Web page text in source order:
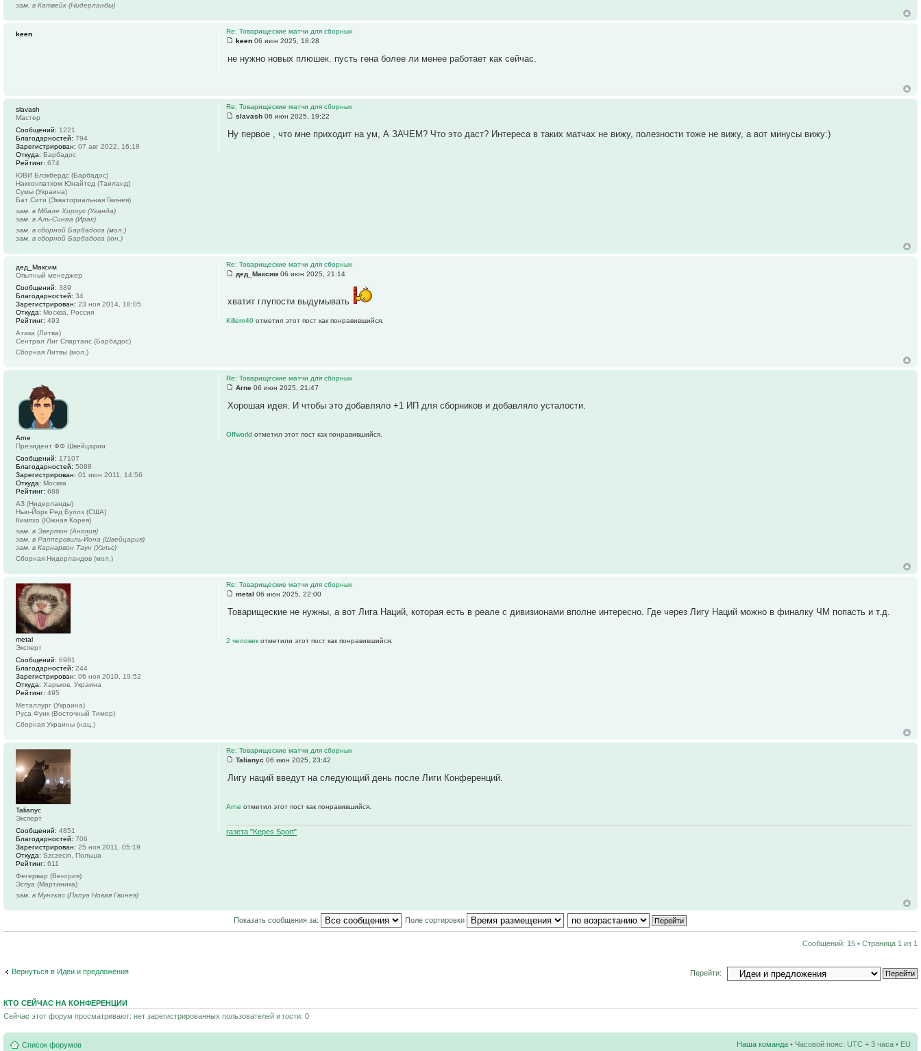
зам. в Катвейк (Нидерланды)
Re: Товарищеские матчи для сборных
keen 06 июн 2025, 18:28
не нужно новых плюшек. пусть гена более ли менее работает как сейчас.
keen
Re: Товарищеские матчи для сборных
slavash 06 июн 2025, 19:22
Ну первое , что мне приходит на ум, А ЗАЧЕМ? Что это даст? Интереса в таких матчах не вижу, полезности тоже не вижу, а вот минусы вижу:)
slavash
Мастер
Сообщений: 1221
Благодарностей: 794
Зарегистрирован: 07 авг 2022, 16:18
Откуда: Барбадос
Рейтинг: 674
ЮВИ Блэкбердс (Барбадос)
Накхонпатхом Юнайтед (Таиланд)
Сумы (Украина)
Бат Сити (Экваториальная Гвинея)
зам. в Мбале Хироус (Уганда)
зам. в Аль-Синаа (Ирак)
зам. в сборной Барбадоса (мол.)
зам. в сборной Барбадоса (юн.)
Re: Товарищеские матчи для сборных
дед_Максим 06 июн 2025, 21:14
хватит глупости выдумывать
Killerrr40отметил этот пост как понравившийся.
дед_Максим
Опытный менеджер
Сообщений: 389
Благодарностей: 34
Зарегистрирован: 23 ноя 2014, 18:05
Откуда: Москва, Россия
Рейтинг: 493
Атака (Литва)
Сентрал Лиг Спартанс (Барбадос)
Сборная Литвы (мол.)
Re: Товарищеские матчи для сборных
Arne 06 июн 2025, 21:47
Хорошая идея. И чтобы это добавляло +1 ИП для сборников и добавляло усталости.
Offworldотметил этот пост как понравившийся.
Arne
Президент ФФ Швейцарии
Сообщений: 17107
Благодарностей: 5088
Зарегистрирован: 01 июн 2011, 14:56
Откуда: Москва
Рейтинг: 688
АЗ (Нидерланды)
Нью-Йорк Ред Буллз (США)
Кимпхо (Южная Корея)
зам. в Эвертон (Англия)
зам. в Рапперсвиль-Йона (Швейцария)
зам. в Карнарвон Таун (Уэльс)
Сборная Нидерландов (мол.)
Re: Товарищеские матчи для сборных
metal 06 июн 2025, 22:00
Товарищеские не нужны, а вот Лига Наций, которая есть в реале с дивизионами вполне интересно. Где через Лигу Наций можно в финалку ЧМ попасть и т.д.
2 человекотметили этот пост как понравившийся.
metal
Эксперт
Сообщений: 6981
Благодарностей: 244
Зарегистрирован: 06 ноя 2010, 19:52
Откуда: Харьков, Украина
Рейтинг: 495
Металлург (Украина)
Руса Фуик (Восточный Тимор)
Сборная Украины (нац.)
Re: Товарищеские матчи для сборных
Talianyc 06 июн 2025, 23:42
Лигу наций введут на следующий день после Лиги Конференций.
Arneотметил этот пост как понравившийся.
газета "Kepes Sport"
Talianyc
Эксперт
Сообщений: 4851
Благодарностей: 706
Зарегистрирован: 25 ноя 2011, 05:19
Откуда: Szczecin, Польша
Рейтинг: 611
Фегервар (Венгрия)
Эспуа (Мартиника)
зам. в Мунгкас (Папуа Новая Гвинея)
Показать сообщения за: Поле сортировки
Сообщений: 15 • Страница 1 из 1
Вернуться в Идеи и предложения Перейти:
КТО СЕЙЧАС НА КОНФЕРЕНЦИИ
Сейчас этот форум просматривают: нет зарегистрированных пользователей и гости: 0
Список форумов Наша команда • Часовой пояс: UTC + 3 часа • EU